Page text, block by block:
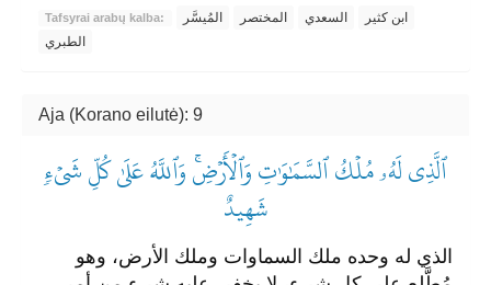
Tafsyrai arabų kalba: المُيسَّر المختصر السعدي
ابن كثير
الطبري
Aja (Korano eilutė): 9
ٱلَّذِي لَهُۥ مُلۡكُ ٱلسَّمَٰوَٰتِ وَٱلۡأَرۡضِۚ وَٱللَّهُ عَلَىٰ كُلِّ شَيۡءٖ
شَهِيدٌ
الذي له وحده ملك السماوات وملك الأرض، وهو